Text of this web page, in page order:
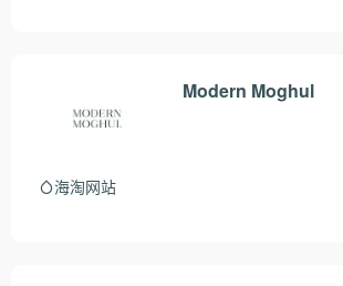
Modern Moghul
海淘网站